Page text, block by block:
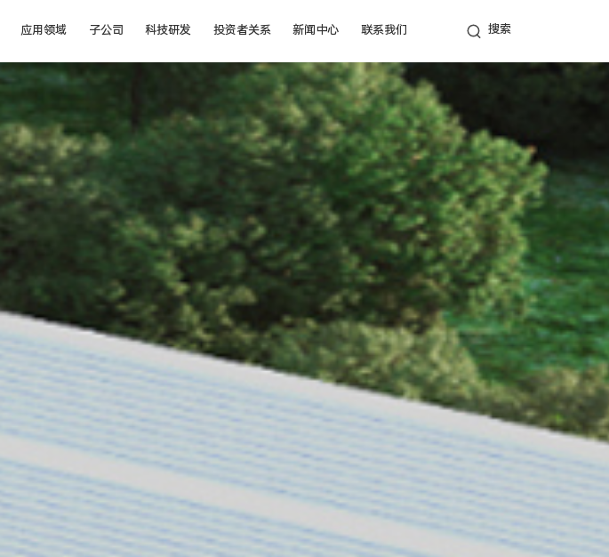
应用领域
电气
航空
核防护
子公司
成都盛帮核盾新材料有限公司
科技研发 投资者关系 新闻中心
公司新闻
行业报道
通知公告
联系我们
联系方式
招贤纳士